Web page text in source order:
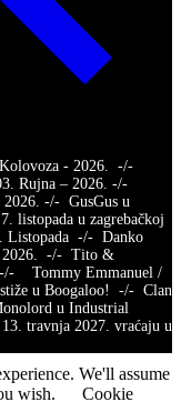
- 2026. -/-
Rujna – 2026. -/-
-/- GusGus u
listopada u zagrebačkoj
Listopada -/- Danko
- 2026. -/- Tito &
-/- Tommy Emmanuel /
u Boogaloo! -/- Clan
u Industrial
travnja 2027. vraćaju u
We'll assume
wish.
Cookie